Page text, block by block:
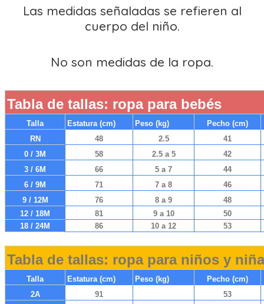
Las medidas señaladas se refieren al
cuerpo del niño.
No son medidas de la ropa.
Tabla de tallas: ropa para bebés
Talla Estatura (cm) Peso (kg)
Pecho (cm)
RN
48 2.5
41
0 / 3M
58 2.5 a 5
42
3 / 6M
66 5 a 7
44
6 / 9M
71 7 a 8
46
9 / 12M
76 8 a 9
48
12 / 18M
81 9 a 10
50
18 / 24M
86 10 a 12 53
Tabla de tallas: ropa para niños y
Talla Estatura (cm) Peso (kg)
Pecho (cm)
2A
91
53